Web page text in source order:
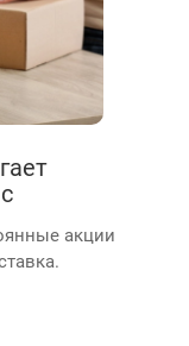
акции